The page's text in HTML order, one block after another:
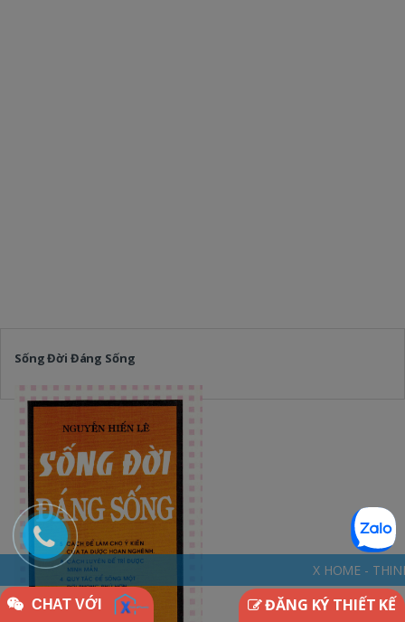
Sống Đời Đáng Sống
ĐĂNG KÝ THIẾT KẾ
CHAT VỚI
X HOME -